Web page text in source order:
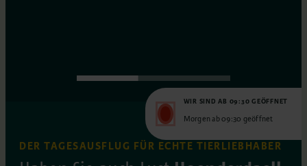
WIR SIND AB 09:30 GEÖFFNET
Morgen ab 09:30 geöffnet
DER TAGESAUSFLUG FÜR ECHTE TIERLIEBHABER